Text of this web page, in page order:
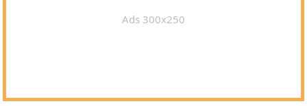
Ads 300x250